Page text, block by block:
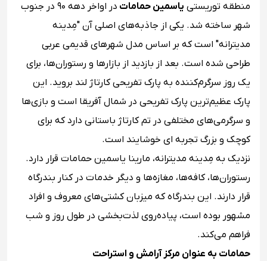
منطقه توریستی یاسمین حمامات
در اواخر دهه ۹۰ در جنوب
شهر ساخته شد. یکی از جاذبه‌های اصلی آن "مِدینه
مدیترانه" است که بر اساس مدل شهرهای قدیمی عربی
طراحی شده است. بعد از بازدید از بازارها و رستوران‌ها، برای
یک روز سرگرم‌کننده به پارک تفریحی کارتاژ لند بروید. این
پارک عظیم‌ترین پارک تفریحی در شمال آفریقا است و بازی‌ها
و سرگرمی‌های مختلفی در تم کارتاژ باستانی دارد که برای
کوچک و بزرگ تجربه ای خوشایند است.
نزدیک به مِدینه مدیترانه، مارینا یاسمین حمامات قرار دارد.
رستوران‌ها، کافه‌ها، مغازه‌ها و دیگر خدمات در کنار بندرگاه
قرار دارند. این بندرگاه که میزبان کشتی‌های معروف و افراد
مشهور بوده است، پیاده‌روی لذت‌بخشی در طول روز و شب
فراهم می‌کند.
حمامات به عنوان مرکز آرامش و استراحت